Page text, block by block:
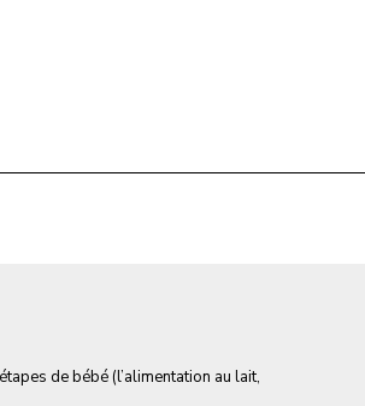
de bébé (l’alimentation au lait,